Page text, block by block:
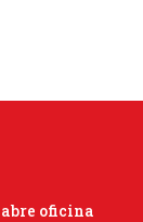
oficina